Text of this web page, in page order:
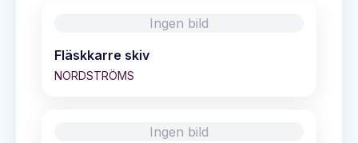
Ingen bild
Fläskkarre skiv
NORDSTRÖMS
Ingen bild